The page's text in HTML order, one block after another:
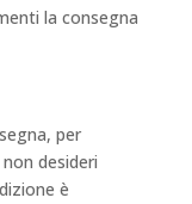
la consegna
per
desideri
è